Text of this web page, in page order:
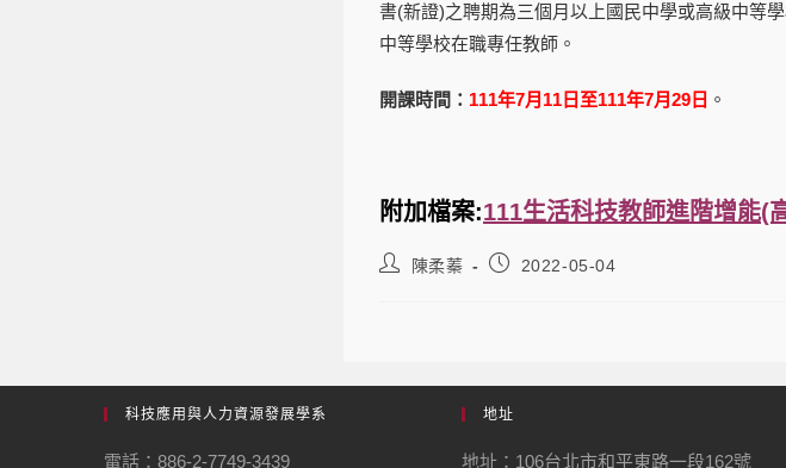
書(新證)之聘期為三個月以上國民中學或高級中等
中等學校在職專任教師。
開課時間： 111年7月11日至111年7月29日 。
附加檔案:111生活科技教師進階增能(
陳柔蓁 2022-05-04
科技應用與人力資源發展學系
電話：886-2-7749-3439
地址
地址：106台北市和平東路一段162號